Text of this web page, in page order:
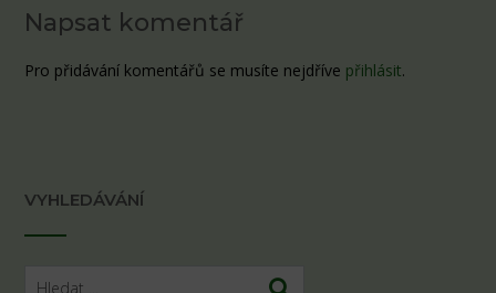
Napsat komentář
Pro přidávání komentářů se musíte nejdříve přihlásit.
VYHLEDÁVÁNÍ